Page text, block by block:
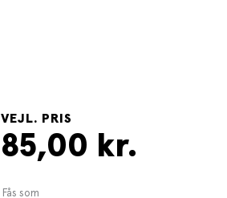
VEJL. PRIS
85,00 kr.
Fås som